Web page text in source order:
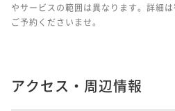
やサービスの範囲は異なります。詳細
ご予約くださいませ。
アクセス・周辺情報